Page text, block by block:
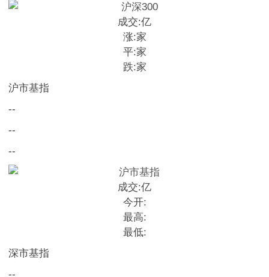
成交:亿
涨:家
平:家
跌:家
沪市基指
--
--
--
成交:亿
今开:
最高:
最低:
深市基指
--